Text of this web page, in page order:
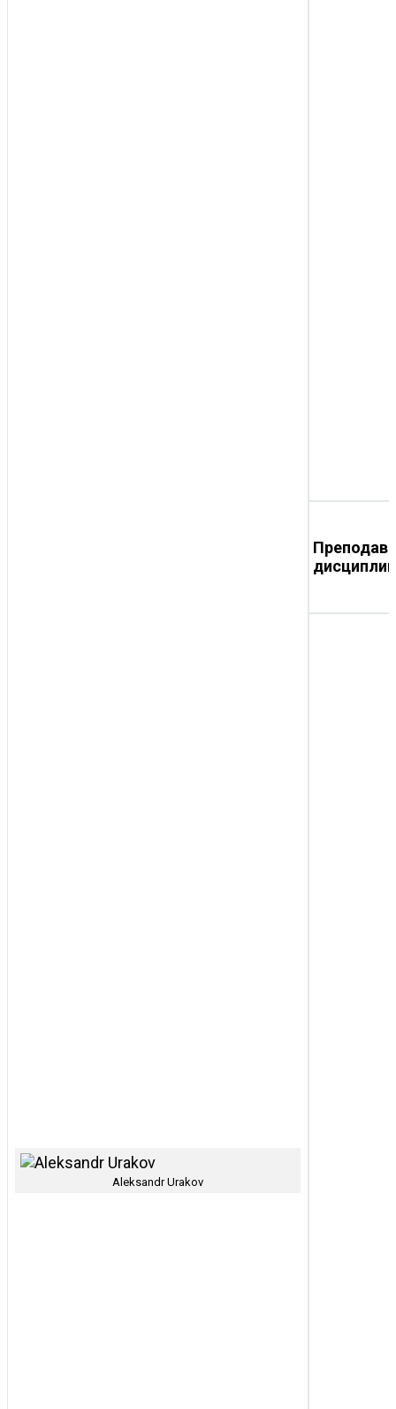
Aleksandr Urakov